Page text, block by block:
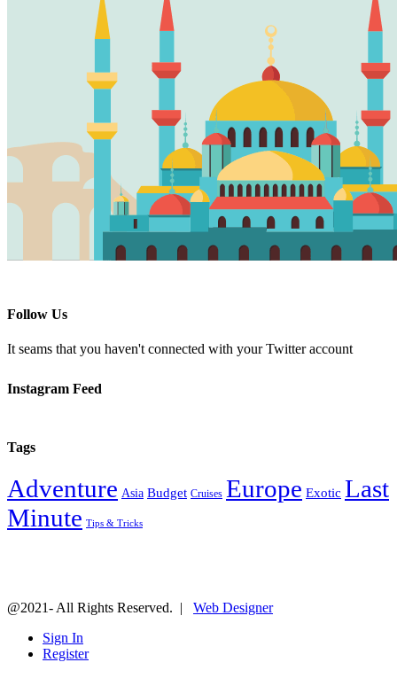
Follow Us
It seams that you haven't connected with your Twitter account
Instagram Feed
Tags
Adventure Asia Budget Cruises Europe Exotic Last
Minute Tips & Tricks
@2021- All Rights Reserved. | Web Designer
Sign In
Register